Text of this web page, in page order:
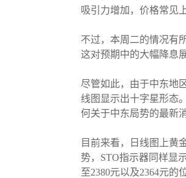
吸引力增加，价格常见
不过，本周二的情况有
这对预期中的大幅降息
尽管如此，由于中东地
线图显示出十字星形态
何关于中东局势的最新消
目前来看，日线图上黄
势，STO指示器同样显
至2380元以及2364元的